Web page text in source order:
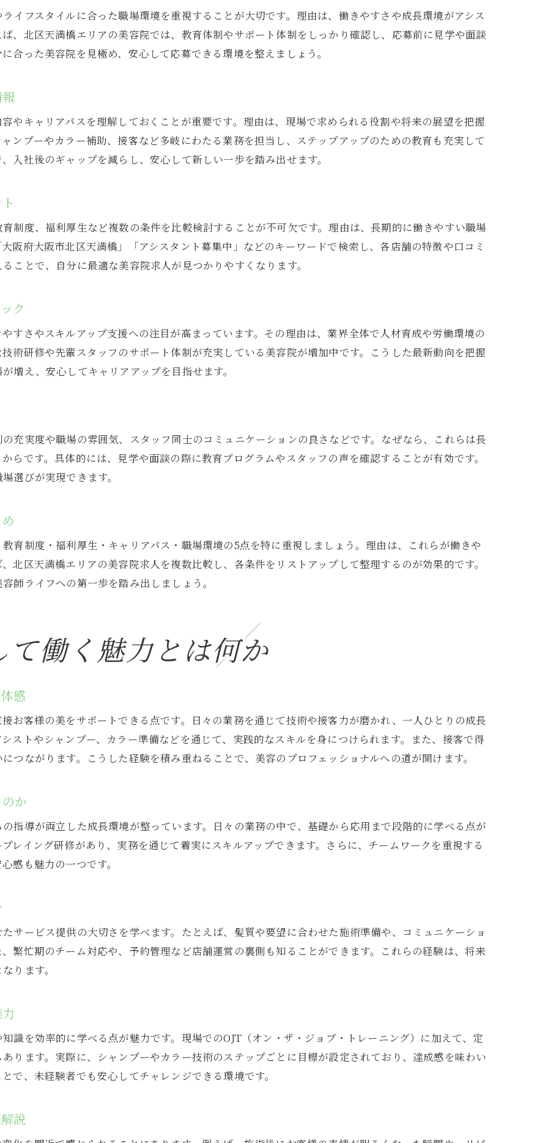
美容院現場で得られる貴重な経験を紹介
働きながら学べる美容院の教育体制の魅力
美容院アシスタント職のやりがいを徹底解説
美容院でキャリアアップを実現するステップ
アシスタントから成長するための秘訣を伝授
美容院環境で身につくスキルとキャリア形成
キャリアアップを支える美容院の研修制度
働きやすい環境が整う美容院の特徴
働きやすい美容院に共通するポイント解説
美容院で長く働ける理由を明らかにします
美容院アシスタントに人気の条件を紹介
快適な職場を実現する美容院の取り組み
美容院で未経験から始める安心のポイント
美容院の研修で基礎から技術を学ぶ魅力
未経験でも活躍できる美容院の理由を解説
女性に人気の美容院アシスタント職の実態
女性が美容院アシスタントを選ぶ理由とは
美容院で女性が働きやすい環境を探る
女性に嬉しい美容院のサポートや制度
美容院で女性が活躍できる背景をひも解く
美容院でスキルアップを実現する方法
美容院でスキルアップできる理由を解説
アシスタントが美容院で技術を伸ばすコツ
美容院の研修や講習の活用法まとめ
スキルアップを支える美容院の魅力とは
理想の美容院アシスタント求人を見極めるポイント
美容院求人を見極めるためのチェック項目
美容院選びで失敗しないポイントを紹介
働きやすい美容院求人の見分け方を解説
美容院で長く働くための求人選びのコツ
イフスタイルに合った職場環境を重視することが大切です。理由は、働きやすさや成長環境がアシス
、北区天満橋エリアの美容院では、教育体制やサポート体制をしっかり確認し、応募前に見学や面談
合った美容院を見極め、安心して応募できる環境を整えましょう。
やキャリアパスを理解しておくことが重要です。理由は、現場で求められる役割や将来の展望を把握
ンプーやカラー補助、接客など多岐にわたる業務を担当し、ステップアップのための教育も充実して
入社後のギャップを減らし、安心して新しい一歩を踏み出せます。
制度、福利厚生など複数の条件を比較検討することが不可欠です。理由は、長期的に働きやすい職場
阪府大阪市北区天満橋」「アシスタント募集中」などのキーワードで検索し、各店舗の特徴や口コミ
ことで、自分に最適な美容院求人が見つかりやすくなります。
ク
すさやスキルアップ支援への注目が高まっています。その理由は、業界全体で人材育成や労働環境の
術研修や先輩スタッフのサポート体制が充実している美容院が増加中です。こうした最新動向を把握
増え、安心してキャリアアップを目指せます。
充実度や職場の雰囲気、スタッフ同士のコミュニケーションの良さなどです。なぜなら、これらは長
らです。具体的には、見学や面談の際に教育プログラムやスタッフの声を確認することが有効です。
選びが実現できます。
育制度・福利厚生・キャリアパス・職場環境の5点を特に重視しましょう。理由は、これらが働きや
北区天満橋エリアの美容院求人を複数比較し、各条件をリストアップして整理するのが効果的です。
師ライフへの第一歩を踏み出しましょう。
働く魅力とは何か
感
お客様の美をサポートできる点です。日々の業務を通じて技術や接客力が磨かれ、一人ひとりの成長
ストやシャンプー、カラー準備などを通じて、実践的なスキルを身につけられます。また、接客で得
つながります。こうした経験を積み重ねることで、美容のプロフェッショナルへの道が開けます。
か
指導が両立した成長環境が整っています。日々の業務の中で、基礎から応用まで段階的に学べる点が
レイング研修があり、実務を通じて着実にスキルアップできます。さらに、チームワークを重視する
感も魅力の一つです。
サービス提供の大切さを学べます。たとえば、髪質や要望に合わせた施術準備や、コミュニケーショ
繁忙期のチーム対応や、予約管理など店舗運営の裏側も知ることができます。これらの経験は、将来
ります。
識を効率的に学べる点が魅力です。現場でのOJT（オン・ザ・ジョブ・トレーニング）に加えて、定
ります。実際に、シャンプーやカラー技術のステップごとに目標が設定されており、達成感を味わい
で、未経験者でも安心してチャレンジできる環境です。
説